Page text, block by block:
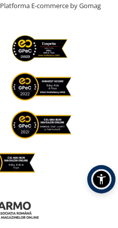
Platforma E-commerce by Gomag